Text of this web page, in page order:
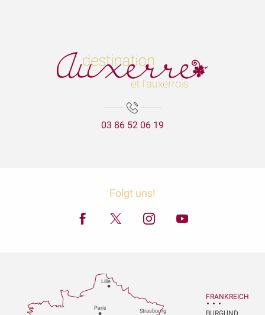
03 86 52 06 19
Folgt uns!
Paris Strasbourg
Lille
FRANKREICH